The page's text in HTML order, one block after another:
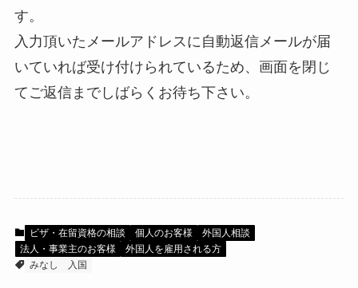
す。
入力頂いたメールアドレスに自動返信メールが届
いていれば受け付けられているため、画面を閉じ
てご返信までしばらくお待ち下さい。
ビザ・在留資格の相談 個人のお客様
外国人相談
法人・事業主のお客様
外国人を雇用される方
みなし
入国